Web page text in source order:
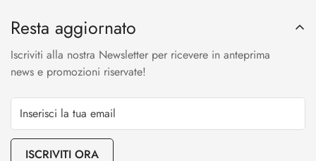
Resta aggiornato
Iscriviti alla nostra Newsletter per ricevere in anteprima
news e promozioni riservate!
ISCRIVITI ORA